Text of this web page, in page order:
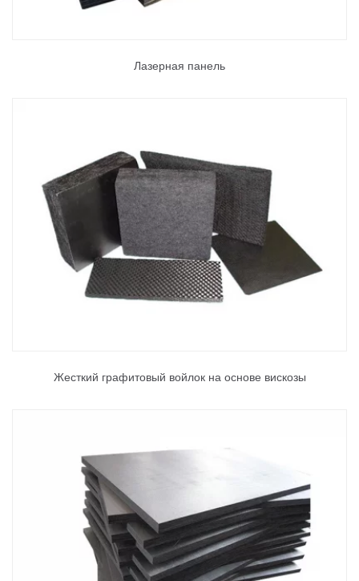
Лазерная панель
Жесткий графитовый войлок на основе вискозы